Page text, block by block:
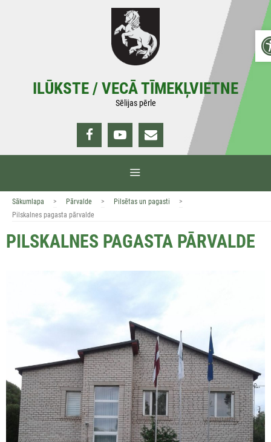
ILŪKSTE / VECĀ TĪMEKĻVIETNE
Sēlijas pērle
Sākumlapa > Pārvalde > Pilsētas un pagasti
>
Pilskalnes pagasta pārvalde
PILSKALNES PAGASTA PĀRVALDE